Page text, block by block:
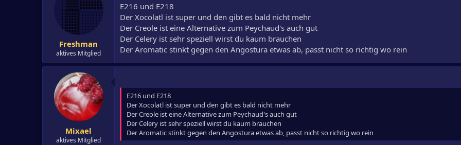
Freshman
aktives Mitglied
E216 und E218
Der Xocolatl ist super und den gibt es bald nicht mehr
Der Creole ist eine Alternative zum Peychaud's auch gut
Der Celery ist sehr speziell wirst du kaum brauchen
Der Aromatic stinkt gegen den Angostura etwas ab, passt nicht so richtig wo rein
Mixael
aktives Mitglied
E216 und E218
Der Xocolatl ist super und den gibt es bald nicht mehr
Der Creole ist eine Alternative zum Peychaud's auch gut
Der Celery ist sehr speziell wirst du kaum brauchen
Der Aromatic stinkt gegen den Angostura etwas ab, passt nicht so richtig wo rein